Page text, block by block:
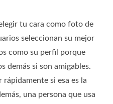
tu cara como foto de
seleccionan su mejor
como su perfil porque
demás si son amigables.
si esa es la
una persona que usa